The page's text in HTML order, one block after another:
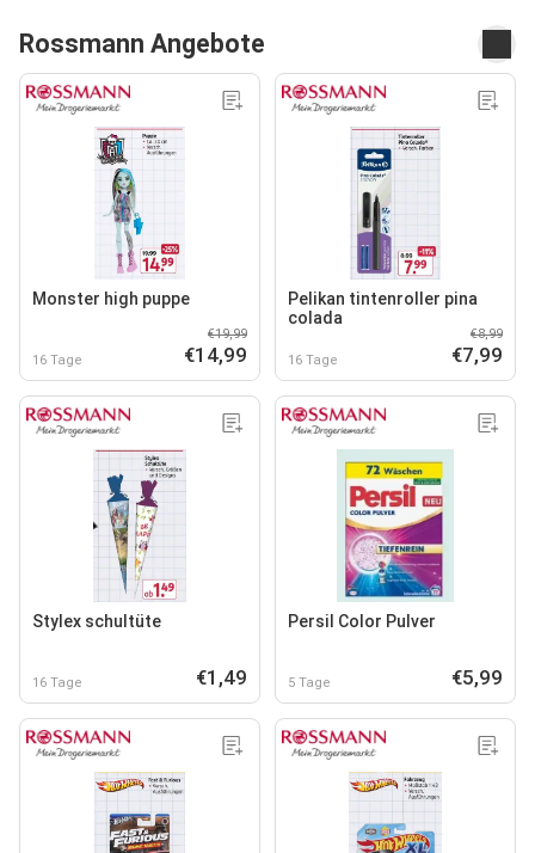
Rossmann Angebote
Monster high puppe
16 Tage
€19,99
€14,99
Pelikan tintenroller pina
colada
16 Tage
€8,99
€7,99
Stylex schultüte
16 Tage €1,49
Persil Color Pulver
5 Tage €5,99